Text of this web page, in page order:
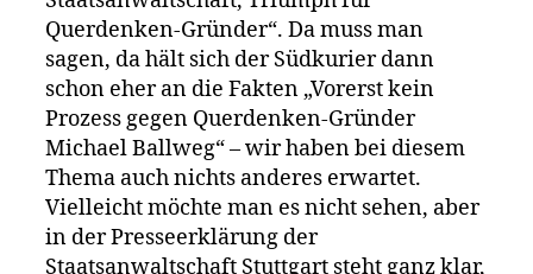
Querdenken-Gründer“. Da muss man
sagen, da hält sich der Südkurier dann
schon eher an die Fakten „Vorerst kein
Prozess gegen Querdenken-Gründer
Michael Ballweg“ – wir haben bei diesem
Thema auch nichts anderes erwartet.
Vielleicht möchte man es nicht sehen, aber
in der Presseerklärung der
Staatsanwaltschaft Stuttgart steht ganz klar,